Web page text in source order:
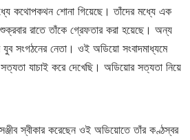
কথোপকথন শোনা গিয়েছে। তাঁদের মধ্যে এক
শুক্রবার রাতে তাঁকে গ্রেফতার করা হয়েছে। অন্য
সংগঠনের নেতা। ওই অডিয়ো সংবাদমাধ্যমে
যাচাই করে দেখেছি। অডিয়োর সত্যতা নিয়ে
স্বীকার করেছেন ওই অডিয়োতে তাঁর কণ্ঠস্বর